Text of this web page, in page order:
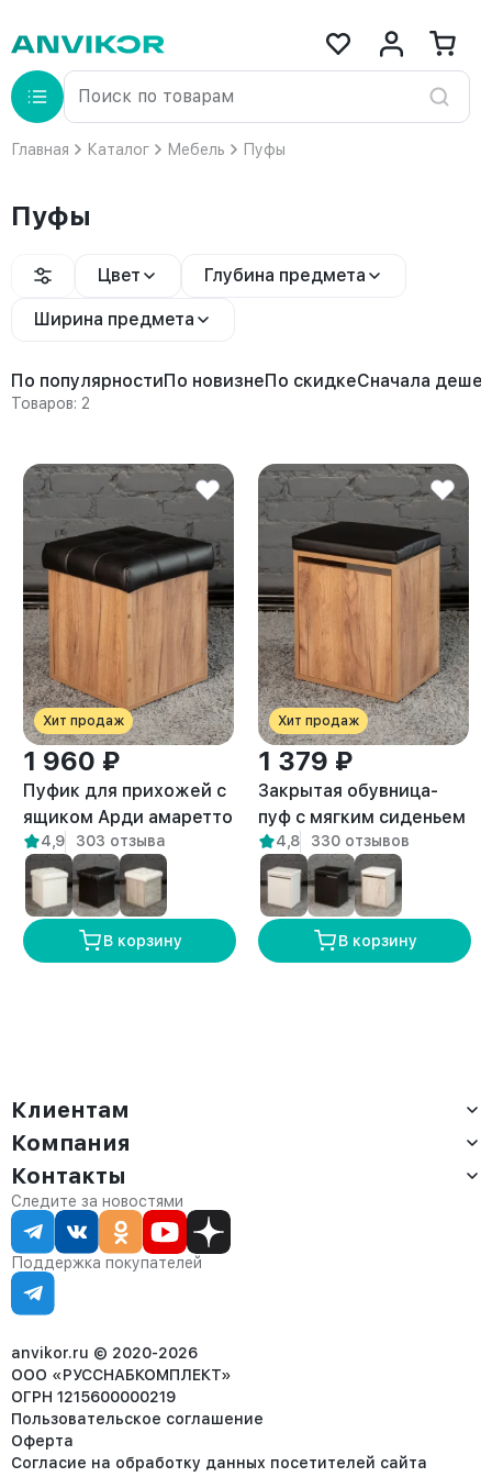
Главная Каталог Мебель Пуфы
Пуфы
Цвет Глубина предмета
Ширина предмета
По популярностиПо новизнеПо скидкеСначала
Товаров: 2
Хит продаж
1 960 ₽
Пуфик для прихожей с
ящиком Арди амаретто
4,9 303 отзыва
В корзину
Хит продаж
1 379 ₽
Закрытая обувница-
пуф с мягким сиденьем
для прихожей Вома
амаретто
4,8 330 отзывов
В корзину
Клиентам
Доставка
Оплата
Сервис
Статус заказа
Статьи
Компания
О компании
Контакты
Партнёрам
Контакты
Отдел продаж:
8 (800) 234-22-62
corp@anvikor.ru
Ежедневно, с 7:00-19:00 (МСК)
Отдел рекламации:
8 (953) 455-25-61
Следите за новостями
Поддержка покупателей
anvikor.ru © 2020-2026
ООО «РУССНАБКОМПЛЕКТ»
ОГРН 1215600000219
Пользовательское соглашение
Оферта
Согласие на обработку данных посетителей сайта